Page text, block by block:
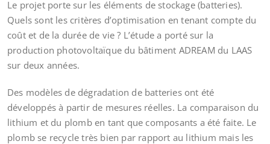
Le projet porte sur les éléments de stockage (batteries).
Quels sont les critères d’optimisation en tenant compte du
coût et de la durée de vie ? L’étude a porté sur la
production photovoltaïque du bâtiment ADREAM du LAAS
sur deux années.
Des modèles de dégradation de batteries ont été
développés à partir de mesures réelles. La comparaison du
lithium et du plomb en tant que composants a été faite. Le
plomb se recycle très bien par rapport au lithium mais les